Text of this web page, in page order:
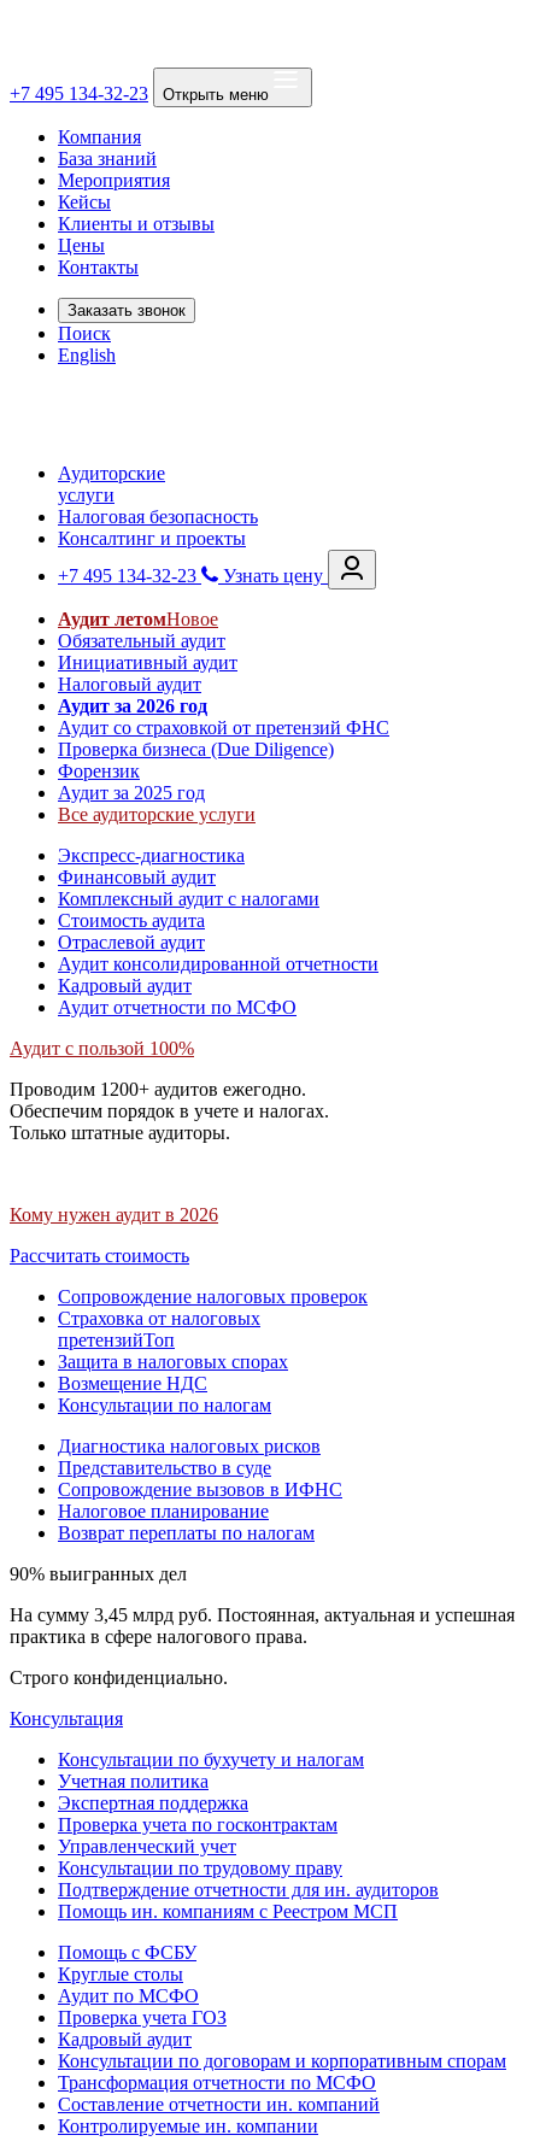
+7 495 134-32-23 Открыть меню
Компания
База знаний
Мероприятия
Кейсы
Клиенты и отзывы
Цены
Контакты
Заказать звонок
Поиск
English
Аудиторские
услуги
Налоговая безопасность
Консалтинг и проекты
+7 495 134-32-23
Узнать цену
Аудит летомНовое
Обязательный аудит
Инициативный аудит
Налоговый аудит
Аудит за 2026 год
Аудит со страховкой от претензий ФНС
Проверка бизнеса (Due Diligence)
Форензик
Аудит за 2025 год
Все аудиторские услуги
Экспресс-диагностика
Финансовый аудит
Комплексный аудит с налогами
Стоимость аудита
Отраслевой аудит
Аудит консолидированной отчетности
Кадровый аудит
Аудит отчетности по МСФО
Аудит с пользой 100%
Проводим 1200+ аудитов ежегодно.
Обеспечим порядок в учете и налогах.
Только штатные аудиторы.
Кому нужен аудит в 2026
Рассчитать стоимость
Сопровождение налоговых проверок
Страховка от налоговых
претензийТоп
Защита в налоговых спорах
Возмещение НДС
Консультации по налогам
Диагностика налоговых рисков
Представительство в суде
Сопровождение вызовов в ИФНС
Налоговое планирование
Возврат переплаты по налогам
90% выигранных дел
На сумму 3,45 млрд руб. Постоянная, актуальная и успешная
практика в сфере налогового права.
Строго конфиденциально.
Консультация
Консультации по бухучету и налогам
Учетная политика
Экспертная поддержка
Проверка учета по госконтрактам
Управленческий учет
Консультации по трудовому праву
Подтверждение отчетности для ин. аудиторов
Помощь ин. компаниям с Реестром МСП
Помощь с ФСБУ
Круглые столы
Аудит по МСФО
Проверка учета ГОЗ
Кадровый аудит
Консультации по договорам и корпоративным спорам
Трансформация отчетности по МСФО
Составление отчетности ин. компаний
Контролируемые ин. компании